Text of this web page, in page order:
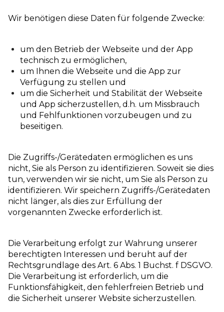
Wir benötigen diese Daten für folgende Zwecke:
um den Betrieb der Webseite und der App
technisch zu ermöglichen,
um Ihnen die Webseite und die App zur
Verfügung zu stellen und
um die Sicherheit und Stabilität der Webseite
und App sicherzustellen, d.h. um Missbrauch
und Fehlfunktionen vorzubeugen und zu
beseitigen.
Die Zugriffs-/Gerätedaten ermöglichen es uns
nicht, Sie als Person zu identifizieren. Soweit sie dies
tun, verwenden wir sie nicht, um Sie als Person zu
identifizieren. Wir speichern Zugriffs-/Gerätedaten
nicht länger, als dies zur Erfüllung der
vorgenannten Zwecke erforderlich ist.
Die Verarbeitung erfolgt zur Wahrung unserer
berechtigten Interessen und beruht auf der
Rechtsgrundlage des Art. 6 Abs. 1 Buchst. f DSGVO.
Die Verarbeitung ist erforderlich, um die
Funktionsfähigkeit, den fehlerfreien Betrieb und
die Sicherheit unserer Website sicherzustellen.